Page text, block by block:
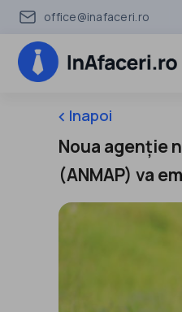
office@inafaceri.ro
keyboard_arrow_leftInapoi
Noua agenție
(ANMAP) va